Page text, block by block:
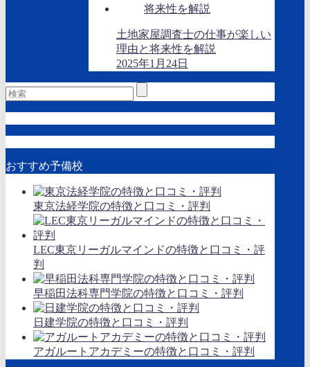
土地家屋調査士の仕事が楽しい
理由と将来性を解説
2025年1月24日
おすすめ予備校
東京法経学院の特徴と口コミ・評判
LEC東京リーガルマインドの特徴と口コミ・評
判
早稲田法科専門学院の特徴と口コミ・評判
日建学院の特徴と口コミ・評判
アガルートアカデミーの特徴と口コミ・評判